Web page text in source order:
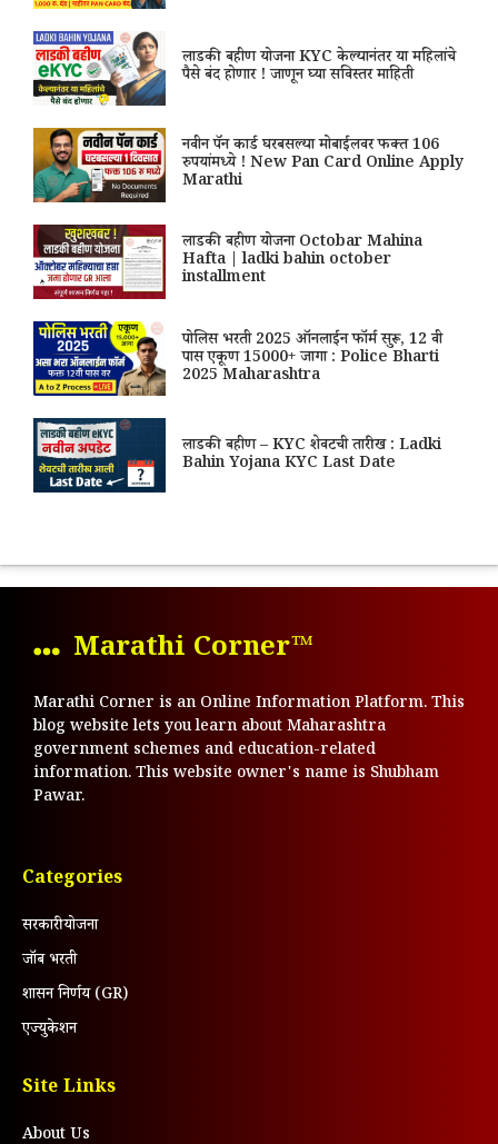
लाडकी बहीण योजना KYC केल्यानंतर या महिलांचे
पैसे बंद होणार ! जाणून घ्या सविस्तर माहिती
नवीन पॅन कार्ड घरबसल्या मोबाईलवर फक्त 106
रुपयांमध्ये ! New Pan Card Online Apply
Marathi
लाडकी बहीण योजना Octobar Mahina
Hafta | ladki bahin october
installment
पोलिस भरती 2025 ऑनलाईन फॉर्म सुरू, 12 वी
पास एकूण 15000+ जागा : Police Bharti
2025 Maharashtra
लाडकी बहीण – KYC शेवटची तारीख : Ladki
Bahin Yojana KYC Last Date
Marathi Corner™
Marathi Corner is an Online Information Platform. This
blog website lets you learn about Maharashtra
government schemes and education-related
information. This website owner's name is Shubham
Pawar.
Categories
सरकारी योजना
जॉब भरती
शासन निर्णय (GR)
एज्युकेशन
Site Links
About Us